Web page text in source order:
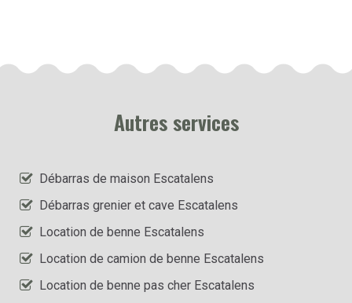
Autres services
Débarras de maison Escatalens
Débarras grenier et cave Escatalens
Location de benne Escatalens
Location de camion de benne Escatalens
Location de benne pas cher Escatalens